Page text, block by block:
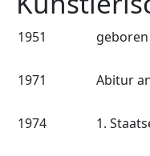
1951 geboren
1971 Abitur
1974 1.